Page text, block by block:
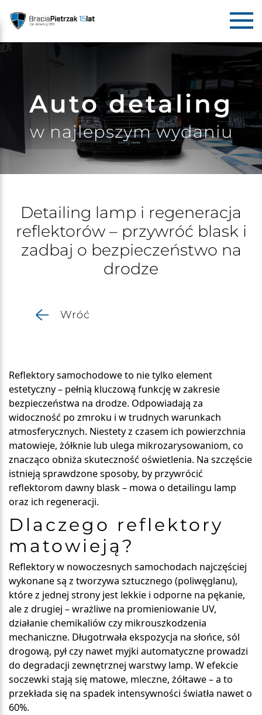
Auto detaling
w najlepszym wydaniu
Detailing lamp i regeneracja
reflektorów – przywróć blask i
zadbaj o bezpieczeństwo na
drodze
Wróć
Reflektory samochodowe to nie tylko element
estetyczny – pełnią kluczową funkcję w zakresie
bezpieczeństwa na drodze. Odpowiadają za
widoczność po zmroku i w trudnych warunkach
atmosferycznych. Niestety z czasem ich powierzchnia
matowieje, żółknie lub ulega mikrozarysowaniom, co
znacząco obniża skuteczność oświetlenia. Na szczęście
istnieją sprawdzone sposoby, by przywrócić
reflektorom dawny blask – mowa o detailingu lamp
oraz ich regeneracji.
Dlaczego reflektory
matowieją?
Reflektory w nowoczesnych samochodach najczęściej
wykonane są z tworzywa sztucznego (poliwęglanu),
które z jednej strony jest lekkie i odporne na pękanie,
ale z drugiej – wrażliwe na promieniowanie UV,
działanie chemikaliów czy mikrouszkodzenia
mechaniczne. Długotrwała ekspozycja na słońce, sól
drogową, pył czy nawet myjki automatyczne prowadzi
do degradacji zewnętrznej warstwy lamp. W efekcie
soczewki stają się matowe, mleczne, żółtawe – a to
przekłada się na spadek intensywności światła nawet o
60%.